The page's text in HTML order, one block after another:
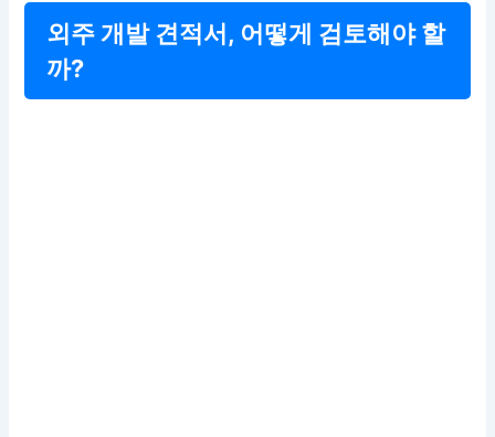
외주 개발 견적서, 어떻게 검토해야 할
까?